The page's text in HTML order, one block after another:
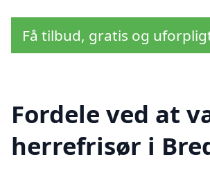
Få tilbud, gratis og
Fordele ved at
herrefrisør i